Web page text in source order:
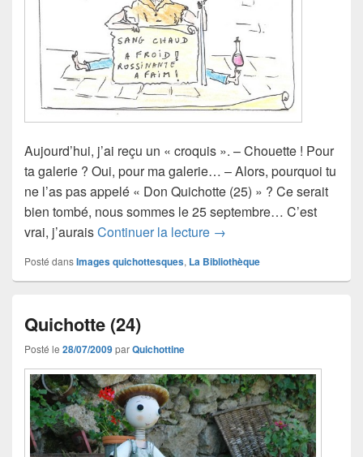
Aujourd’hui, j’ai reçu un « croquis ». – Chouette ! Pour
ta galerie ? Oui, pour ma galerie… – Alors, pourquoi tu
ne l’as pas appelé « Don Quichotte (25) » ? Ce serait
bien tombé, nous sommes le 25 septembre… C’est
vrai, j’auraisContinuer la lecture Don Quichotte et la crise,
→
Posté dansImages quichottesques, La Bibliothèque
Quichotte (24)
Posté le 28/07/2009parQuichottine